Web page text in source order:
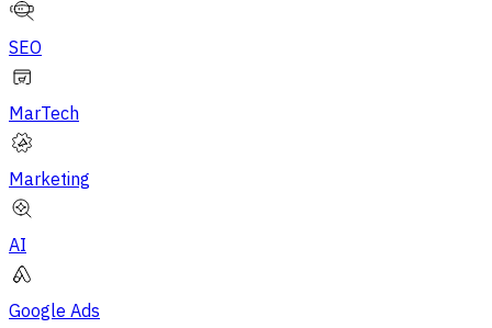
SEO
MarTech
Marketing
AI
Google Ads